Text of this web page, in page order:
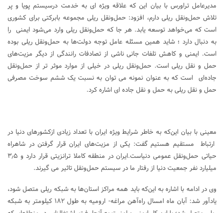
مدیرعامل تراورس با بیان این‌ که علاقه ویژه ای به خدمت درسیستم پویا و پر
تلاش حمل‌ونقل ریلی دارم، افزود: حمل‌ونقل ریلی مجموعه بابرکتی برای کشوری
است که می‌خواهد توسعه یابد. هر جا که حمل‌ونقل ریلی وارد می‌شود ایمنی را
به دنبال دارد ؛ شاید همین مسئله عامل توجه دولت‌ها به حمل‌ونقل ریلی بوده
است. ایمنی و کاهش تلفات جانی ناشی از تصادفات رانندگی از دیگر مزیت‌های
حمل‌ و نقل ریلی است. حمل‌ونقل ریلی در خیلی از موارد موثر تر از حمل‌ونقل
جاده‌ای است که به عنوان نمونه می توان به نسبت یک ششم سوخت مصرفی
حمل و نقل ریلی به حمل و نقل جاده ای اشاره کرد.
معینی با بیان این‌که به خاطر شرایط ویژه ایران با تعداد زیادی ازکشورهای دنیا در
ارتباط مستقیم هستیم گفت: یکی از مزیت‌های ایران قرار گرفتن در شاهراه
حیاتی حمل‌ونقل عمومی دنیاست.ایران در منطقه کاملا ترانزیتی قرار دارد و ۳٫۵
میلیارد نفر جمعیت دنیا از رفتار ما در سیستم حمل‌ونقل تاثیر می گیرند.
وی در ادامه با اشاره به این‌که باید همه مراکز استان‌ها به شبکه ریلی متصل شود،
یادآور شد: آبان ماه امسال راه‌آهن مراغه- ارومیه به طول ۱۸۲ کیلومتر به شبکه